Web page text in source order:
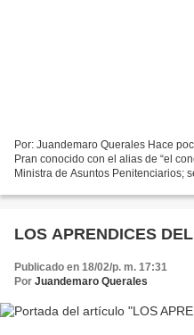
Por: Juandemaro Querales Hace
Pran conocido con el alias de “el
Ministra de Asuntos Penitenciarios;
LOS APRENDICES
Publicado en 18/02/p. m. 17:31
Por Juandemaro Querales